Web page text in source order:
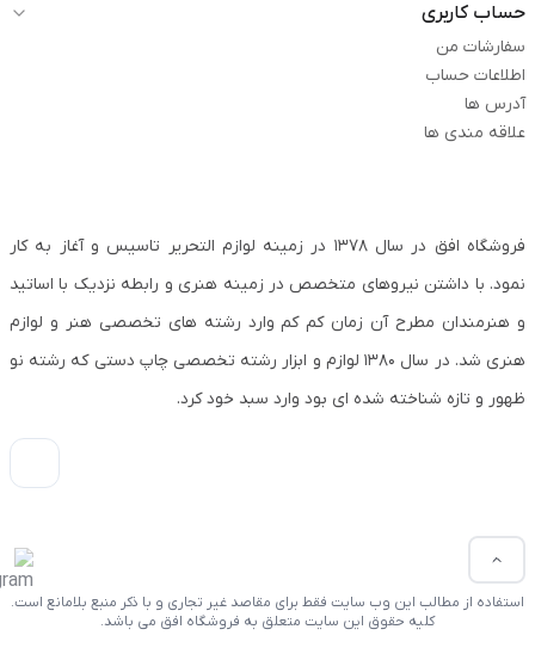
حساب کاربری
سفارشات من
اطلاعات حساب
آدرس ها
علاقه مندی ها
فروشگاه افق در سال ۱۳۷۸ در زمینه لوازم التحریر تاسیس و آغاز به کار
نمود. با داشتن نیروهای متخصص در زمینه هنری و رابطه نزدیک با اساتید
و هنرمندان مطرح آن زمان کم کم وارد رشته های تخصصی هنر و لوازم
هنری شد. در سال ۱۳۸۰ لوازم و ابزار رشته تخصصی چاپ دستی که رشته نو
ظهور و تازه شناخته شده ای بود وارد سبد خود کرد.
استفاده از مطالب این وب سایت فقط برای مقاصد غیر تجاری و با ذکر منبع بلامانع است.
کلیه حقوق این سایت متعلق به فروشگاه افق می باشد.